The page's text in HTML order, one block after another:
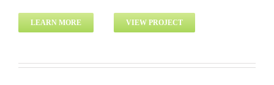
LEARN MORE VIEW PROJECT